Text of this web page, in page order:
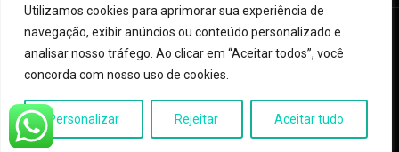
Utilizamos cookies para aprimorar sua experiência de
navegação, exibir anúncios ou conteúdo personalizado e
analisar nosso tráfego. Ao clicar em “Aceitar todos”, você
concorda com nosso uso de cookies.
Personalizar Rejeitar Aceitar tudo
propriedades da Whatsapp Inc™️ e não possui nenhum vínculo com
a ZAP Message